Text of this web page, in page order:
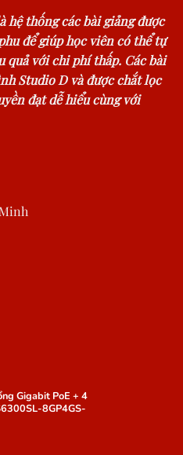
hệ thống các bài giảng được
để giúp học viên có thể tự
với chi phí thấp. Các bài
Studio D và được chắt lọc
đạt dễ hiểu cùng với
Gigabit PoE + 4
8GP4GS-